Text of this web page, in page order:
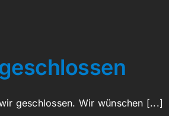
geschlossen. Wir wünschen [...]